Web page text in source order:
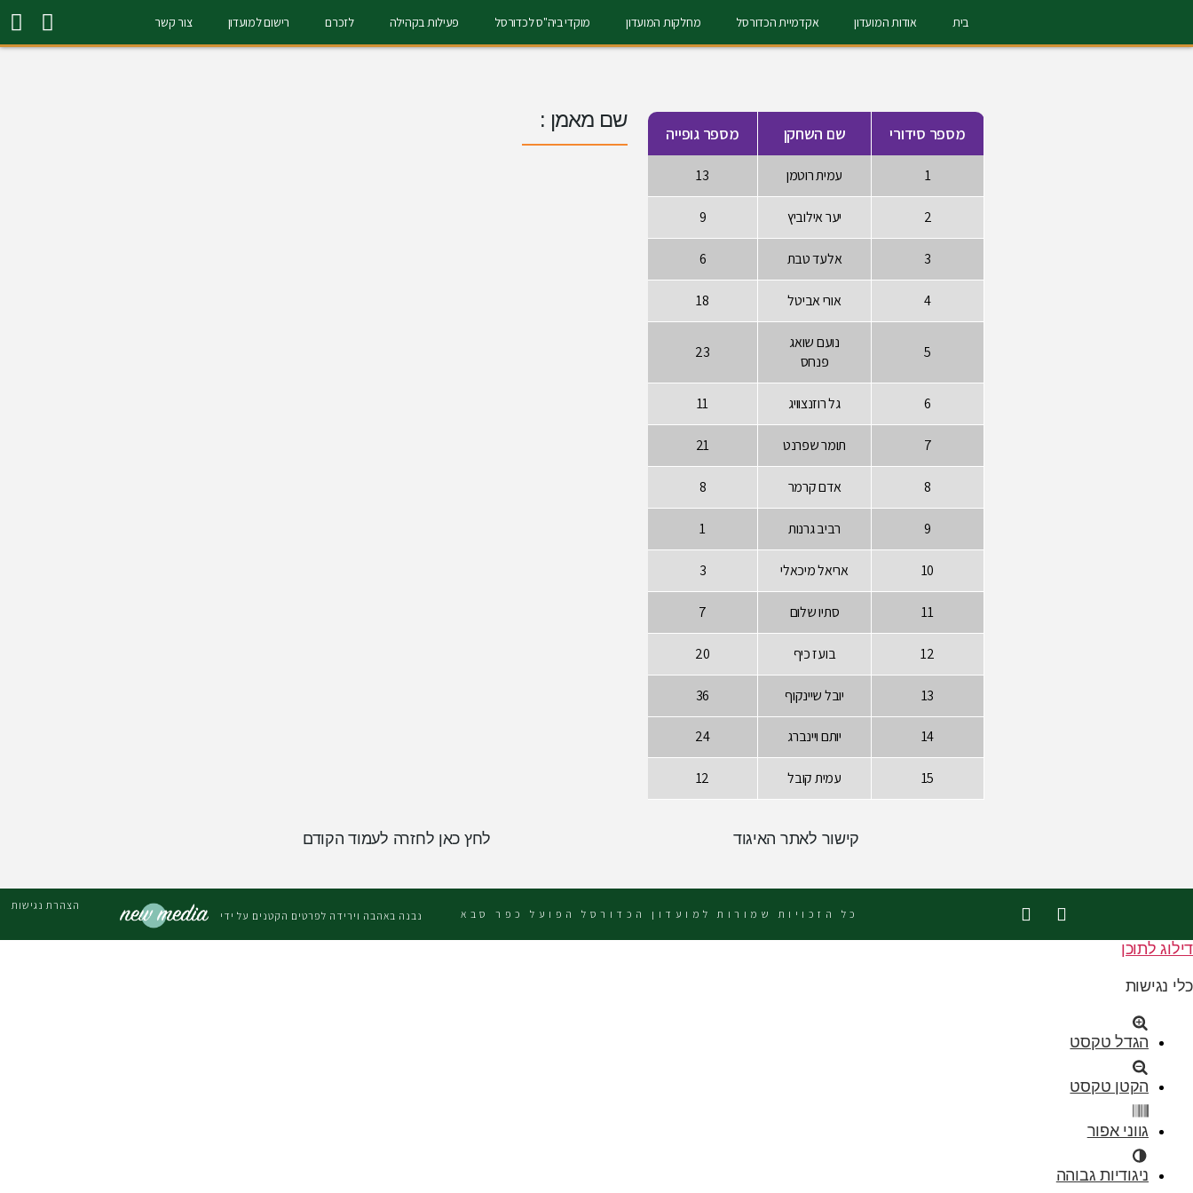
בית אודות המועדון אקדמיית הכדורסל מחלקות המועדון מוקדי ביה"ס לכדורסל פעילות בקהילה לזכרם רישום למועדון צור קשר
מספר סידורי שם השחקן מספר גופייה
1 עמית רוטמן 13
2 יער אילוביץ 9
3 אלעד טבת 6
4 אורי אביטל 18
5
נועם שואג
פנחס
23
6 גל רוזנצוויג 11
7 תומר שפרנט 21
8 אדם קרמר 8
9 רביב גרנות 1
10 אריאל מיכאלי 3
11 סתיו שלום 7
12 בועז כיף 20
13 יובל שיינקוף 36
14 יותם ויינברג 24
15 עמית קובל 12
שם מאמן :
קישור לאתר האיגוד לחץ כאן לחזרה לעמוד הקודם
כל הזכויות שמורות למועדון הכדורסל הפועל כפר סבא נבנה באהבה וירידה לפרטים הקטנים על ידי
הצהרת נגישות
דילוג לתוכן
ת
כלי נגישות
הגדל טקסט
הקטן טקסט
גווני אפור
ניגודיות גבוהה